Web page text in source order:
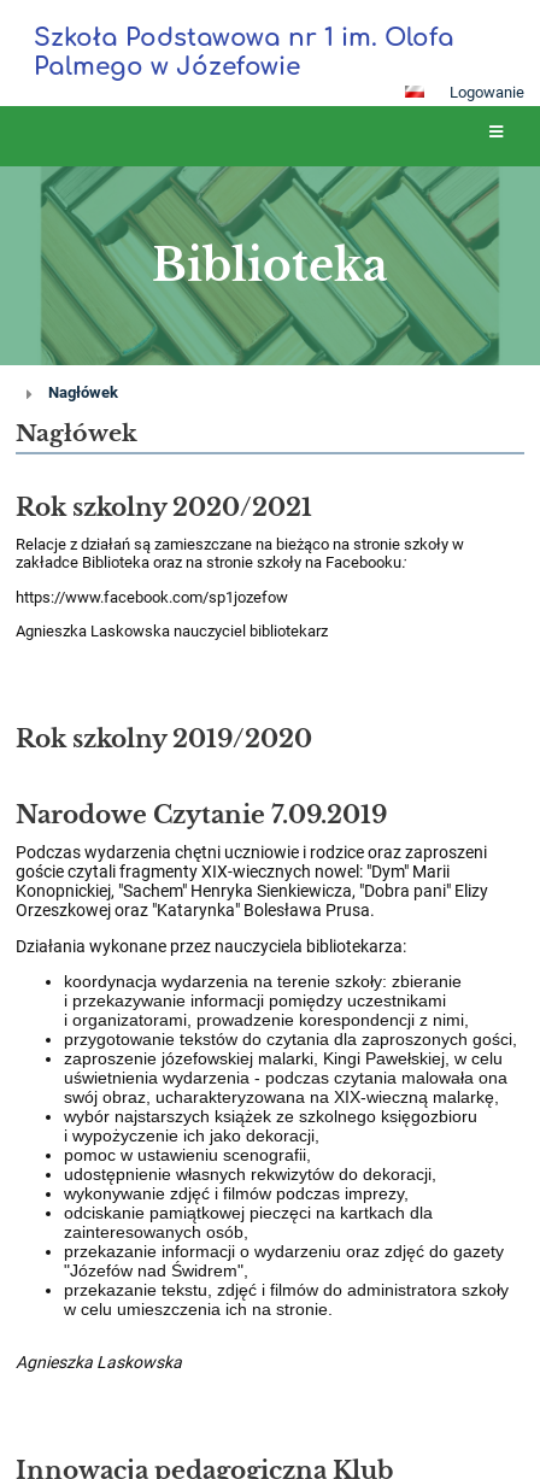
Szkoła Podstawowa nr 1 im. Olofa
Palmego w Józefowie
Logowanie
Biblioteka
Biblioteka
Nagłówek
Nagłówek
Rok szkolny 2020/2021
Relacje z działań są zamieszczane na bieżąco na stronie szkoły w
zakładce Biblioteka oraz na stronie szkoły na Facebooku:
https://www.facebook.com/sp1jozefow
Agnieszka Laskowska nauczyciel bibliotekarz
Rok szkolny 2019/2020
Narodowe Czytanie 7.09.2019
Podczas wydarzenia chętni uczniowie i rodzice oraz zaproszeni
goście czytali fragmenty XIX-wiecznych nowel: "Dym" Marii
Konopnickiej, "Sachem" Henryka Sienkiewicza, "Dobra pani" Elizy
Orzeszkowej oraz "Katarynka" Bolesława Prusa.
Działania wykonane przez nauczyciela bibliotekarza:
koordynacja wydarzenia na terenie szkoły: zbieranie
i przekazywanie informacji pomiędzy uczestnikami
i organizatorami, prowadzenie korespondencji z nimi,
przygotowanie tekstów do czytania dla zaproszonych gości,
zaproszenie józefowskiej malarki, Kingi Pawełskiej, w celu
uświetnienia wydarzenia - podczas czytania malowała ona
swój obraz, ucharakteryzowana na XIX-wieczną malarkę,
wybór najstarszych książek ze szkolnego księgozbioru
i wypożyczenie ich jako dekoracji,
pomoc w ustawieniu scenografii,
udostępnienie własnych rekwizytów do dekoracji,
wykonywanie zdjęć i filmów podczas imprezy,
odciskanie pamiątkowej pieczęci na kartkach dla
zainteresowanych osób,
przekazanie informacji o wydarzeniu oraz zdjęć do gazety
"Józefów nad Świdrem",
przekazanie tekstu, zdjęć i filmów do administratora szkoły
w celu umieszczenia ich na stronie.
Agnieszka Laskowska
Innowacja pedagogiczna Klub